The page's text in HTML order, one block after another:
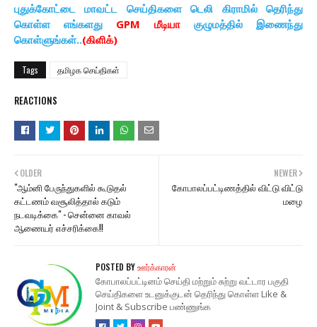
புதுக்கோட்டை மாவட்ட செய்திகளை டெலி கிராமில் தெரிந்து
கொள்ள எங்களது GPM மீடியாகுழுமத்தில் இணைந்து
கொள்ளுங்கள்..(கிளிக்)
Tags தமிழக செய்திகள்
REACTIONS
NEWER
கோபாலப்பட்டிணத்தில் விட்டு விட்டு
மழை
OLDER
"ஆம்னி பேருந்துகளில் கூடுதல்
கட்டணம் வசூலித்தால் கடும்
நடவடிக்கை" - சென்னை காவல்
ஆணையர் எச்சரிக்கை!!
POSTED BYஊர்க்காரன்
கோபாலப்பட்டினம் செய்தி மற்றும் சுற்று வட்டார பகுதி
செய்திகளை உடனுக்குடன் தெரிந்து கொள்ள Like &
Joint & Subscribe பண்ணுங்க